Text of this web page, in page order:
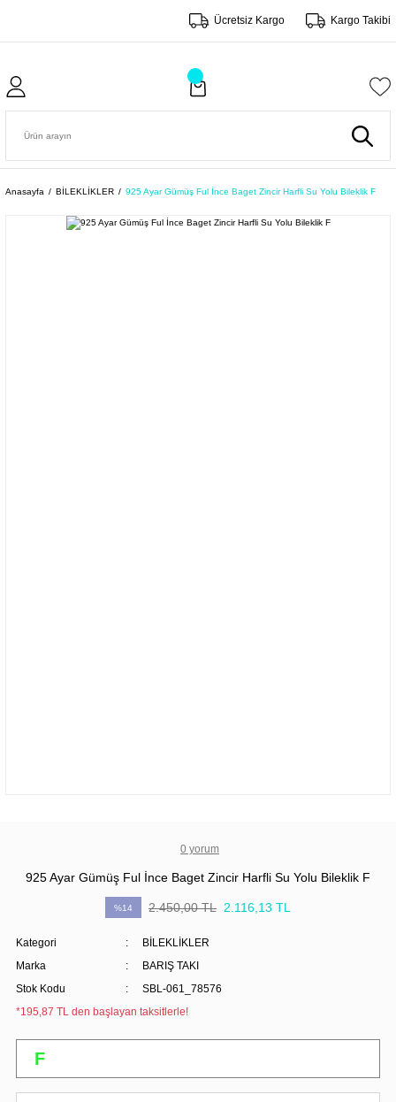
Ücretsiz Kargo Kargo Takibi
Anasayfa BİLEKLİKLER 925 Ayar Gümüş Ful İnce Baget Zincir Harfli Su Yolu Bileklik F
0 yorum
925 Ayar Gümüş Ful İnce Baget Zincir Harfli Su Yolu Bileklik F
%14 2.450,00 TL 2.116,13 TL
Kategori
BİLEKLİKLER
Marka
BARIŞ TAKI
Stok Kodu
SBL-061_78576
*195,87 TL den başlayan taksitlerle!